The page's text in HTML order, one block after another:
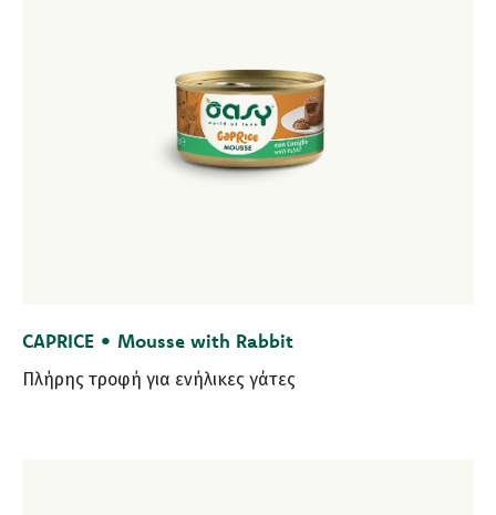
CAPRICE • Mousse with Rabbit
Πλήρης τροφή για ενήλικες γάτες